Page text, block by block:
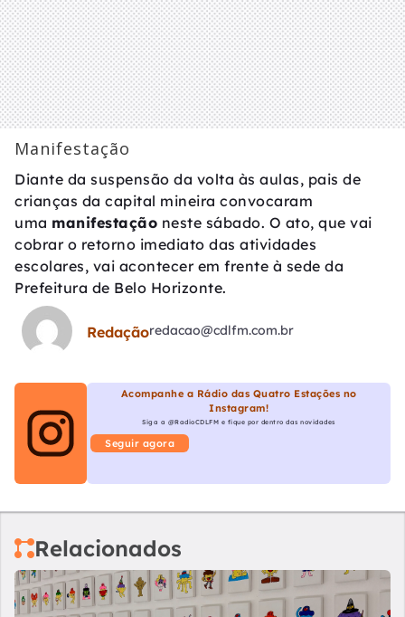
Manifestação
Diante da suspensão da volta às aulas, pais de
crianças da capital mineira convocaram
uma manifestação neste sábado. O ato, que vai
cobrar o retorno imediato das atividades
escolares, vai acontecer em frente à sede da
Prefeitura de Belo Horizonte.
Redaçãoredacao@cdlfm.com.br
Acompanhe a Rádio das Quatro Estações no
Instagram!
Siga a @RadioCDLFM e fique por dentro das novidades
Seguir agora
Relacionados